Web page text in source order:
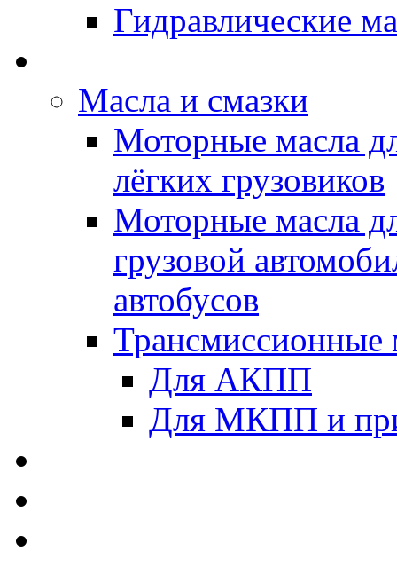
Гидравлические
Масла и смазки
Моторные масла
лёгких грузовиков
Моторные масла
грузовой
автобусов
Трансмиссионные
Для АКПП
Для МКПП и